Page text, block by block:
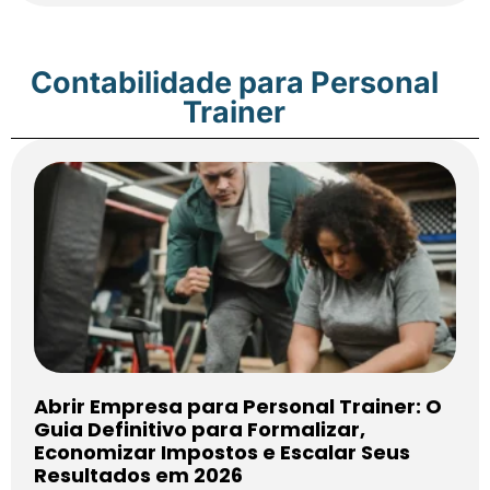
Contabilidade para Personal
Trainer
Abrir Empresa para Personal Trainer: O
Guia Definitivo para Formalizar,
Economizar Impostos e Escalar Seus
Resultados em 2026